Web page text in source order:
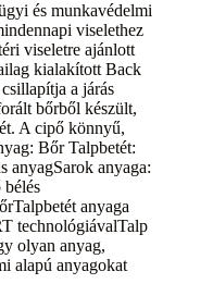
és munkavédelmi
viselethez
viseletre ajánlott
kialakított Back
a járás
bőrből készült,
A cipő könnyű,
Bőr Talpbetét:
anyagSarok anyaga:
bélés
anyaga
technológiávalTalp
olyan anyag,
alapú anyagokat